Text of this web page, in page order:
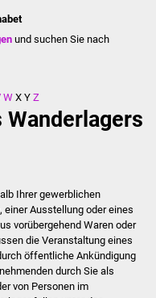
und suchen Sie nach
W X Y Z
Ihrer gewerblichen
Ausstellung oder eines
vorübergehend Waren oder
die Veranstaltung eines
öffentliche Ankündigung
durch Sie als
von Personen im